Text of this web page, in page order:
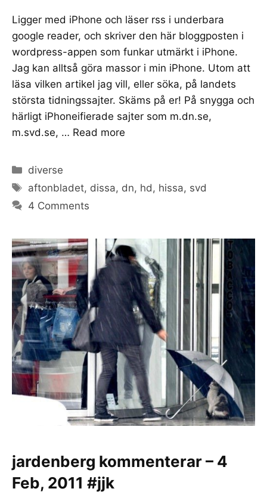
Ligger med iPhone och läser rss i underbara
google reader, och skriver den här bloggposten i
wordpress-appen som funkar utmärkt i iPhone.
Jag kan alltså göra massor i min iPhone. Utom att
läsa vilken artikel jag vill, eller söka, på landets
största tidningssajter. Skäms på er! På snygga och
härligt iPhoneifierade sajter som m.dn.se,
m.svd.se, … Read more
Categories
diverse
Tags
aftonbladet, dissa, dn, hd , hissa, svd
4 Comments
jardenberg kommenterar – 4
Feb, 2011 #jjk